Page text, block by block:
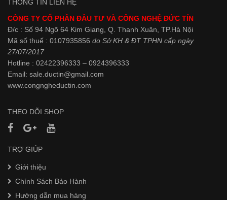
THÔNG TIN LIÊN HỆ
CÔNG TY CỔ PHẦN ĐẦU TƯ VÀ CÔNG NGHỆ ĐỨC TÍN
Đ/c : Số 94 Ngõ 64 Kim Giang, Q. Thanh Xuân, TP.Hà Nội
Mã số thuế : 0107935856 do Sở KH & ĐT TPHN cấp ngày
27/07/2017
Hotline : 02422396333 – 0924396333
Email: sale.ductin@gmail.com
www.congngheductin.com
THEO DÕI SHOP
TRỢ GIÚP
Giới thiệu
Chính Sách Bảo Hành
Hướng dẫn mua hàng